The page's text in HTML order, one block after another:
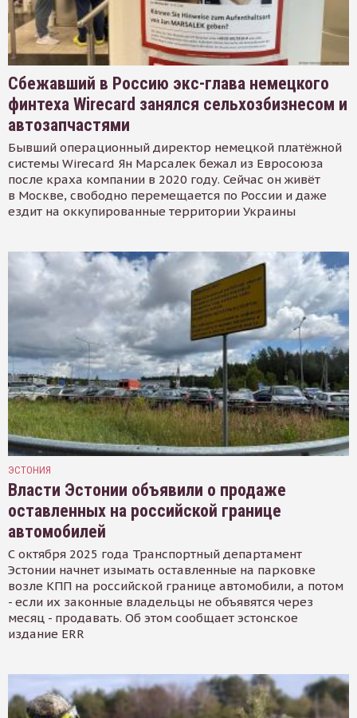
Сбежавший в Россию экс-глава немецкого
финтеха Wirecard занялся сельхозбизнесом и
автозапчастями
Бывший операционный директор немецкой платёжной
системы Wirecard Ян Марсалек бежал из Евросоюза
после краха компании в 2020 году. Сейчас он живёт
в Москве, свободно перемещается по России и даже
ездит на оккупированные территории Украины
ЭСТОНИЯ
Власти Эстонии объявили о продаже
оставленных на российской границе
автомобилей
С октября 2025 года Транспортный департамент
Эстонии начнет изымать оставленные на парковке
возле КПП на российской границе автомобили, а потом
- если их законные владельцы не объявятся через
месяц - продавать. Об этом сообщает эстонское
издание ERR